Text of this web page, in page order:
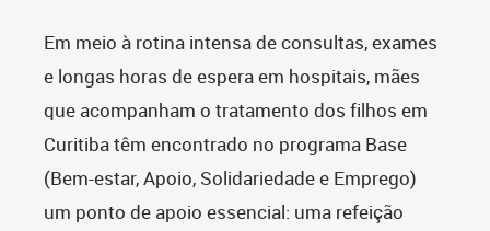
Em meio à rotina intensa de consultas, exames
e longas horas de espera em hospitais, mães
que acompanham o tratamento dos filhos em
Curitiba têm encontrado no programa Base
(Bem-estar, Apoio, Solidariedade e Emprego)
um ponto de apoio essencial: uma refeição